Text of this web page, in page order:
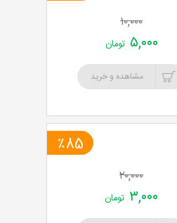
۱۰,۰۰۰
۵,۰۰۰ تومان
مشاهده و خرید
٪85
۲۰,۰۰۰
۳,۰۰۰ تومان